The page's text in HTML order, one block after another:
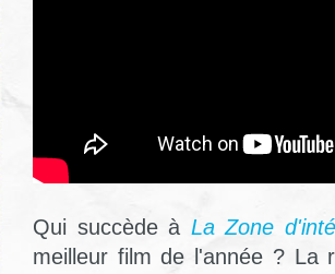
Qui succède à La Zone
meilleur film de l'année ? La